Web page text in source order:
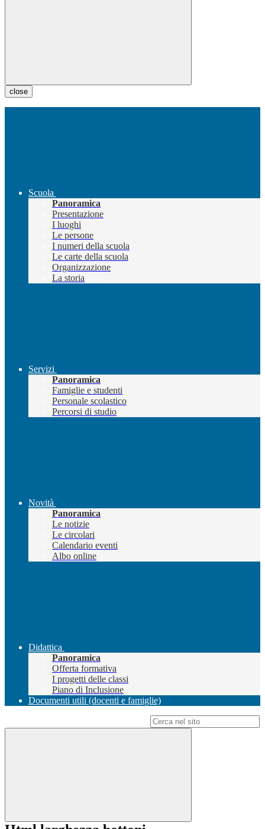
close
Scuola
Panoramica
Presentazione
I luoghi
Le persone
I numeri della scuola
Le carte della scuola
Organizzazione
La storia
Servizi
Panoramica
Famiglie e studenti
Personale scolastico
Percorsi di studio
Novità
Panoramica
Le notizie
Le circolari
Calendario eventi
Albo online
Didattica
Panoramica
Offerta formativa
I progetti delle classi
Piano di Inclusione
Documenti utili (docenti e famiglie)